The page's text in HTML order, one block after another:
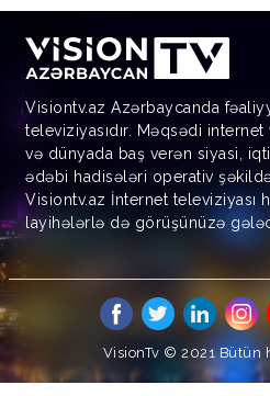
Visiontv.az Azərbaycanda
televiziyasıdır. Məqsədi
və dünyada baş verən siyasi,
ədəbi hadisələri operativ şəkildə
Visiontv.az İnternet televiziyası
layihələrlə də görüşünüzə
VisionTv © 2021Bütün